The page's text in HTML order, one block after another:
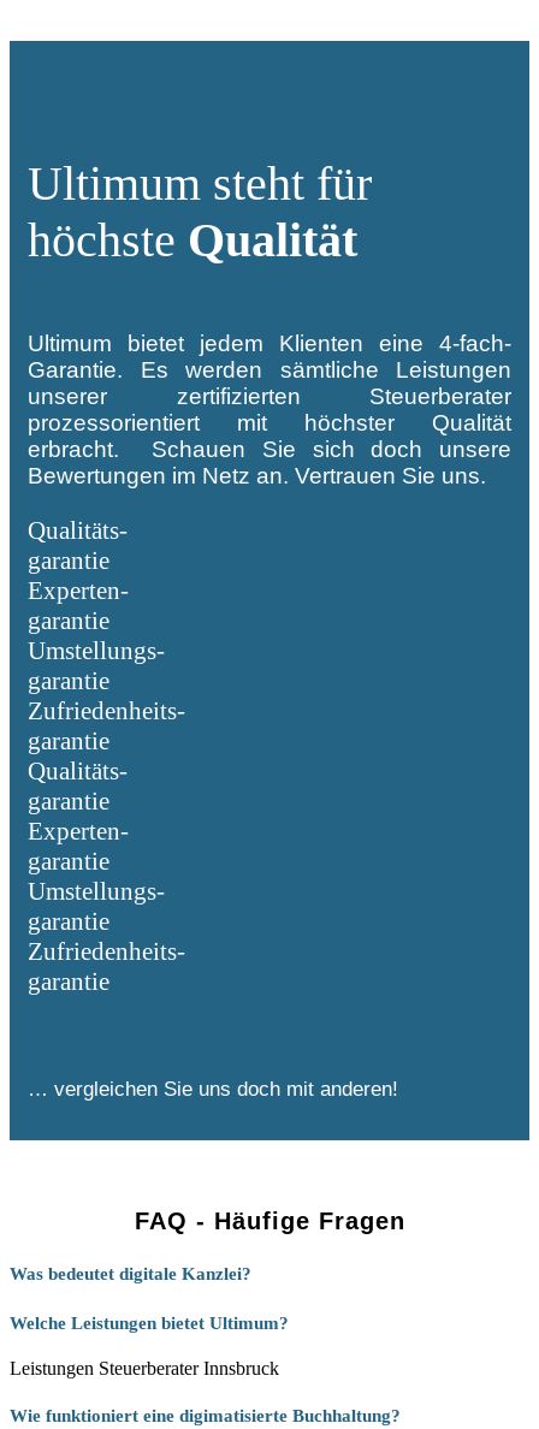
Ultimum steht für
höchste Qualität
Ultimum bietet jedem Klienten eine 4-fach-
Garantie. Es werden sämtliche Leistungen
unserer zertifizierten Steuerberater
prozessorientiert mit höchster Qualität
erbracht. Schauen Sie sich doch unsere
Bewertungen im Netz an. Vertrauen Sie uns.
Qualitäts-
garantie
Experten-
garantie
Umstellungs-
garantie
Zufriedenheits-
garantie
Qualitäts-
garantie
Experten-
garantie
Umstellungs-
garantie
Zufriedenheits-
garantie
… vergleichen Sie uns doch mit anderen!
FAQ - Häufige Fragen
Was bedeutet digitale Kanzlei?
Welche Leistungen bietet Ultimum?
Leistungen Steuerberater Innsbruck
Wie funktioniert eine digimatisierte Buchhaltung?